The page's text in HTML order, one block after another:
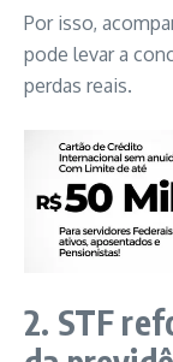
Por isso,
pode levar a
perdas reais.
2. STF